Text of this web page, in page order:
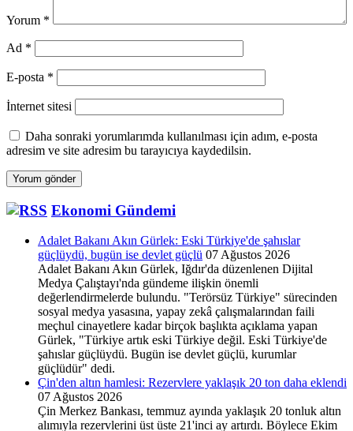
Yorum *
Ad *
E-posta *
İnternet sitesi
Daha sonraki yorumlarımda kullanılması için adım, e-posta
adresim ve site adresim bu tarayıcıya kaydedilsin.
Ekonomi Gündemi
Adalet Bakanı Akın Gürlek: Eski Türkiye'de şahıslar
güçlüydü, bugün ise devlet güçlü 07 Ağustos 2026
Adalet Bakanı Akın Gürlek, Iğdır'da düzenlenen Dijital
Medya Çalıştayı'nda gündeme ilişkin önemli
değerlendirmelerde bulundu. "Terörsüz Türkiye" sürecinden
sosyal medya yasasına, yapay zekâ çalışmalarından faili
meçhul cinayetlere kadar birçok başlıkta açıklama yapan
Gürlek, "Türkiye artık eski Türkiye değil. Eski Türkiye'de
şahıslar güçlüydü. Bugün ise devlet güçlü, kurumlar
güçlüdür" dedi.
Çin'den altın hamlesi: Rezervlere yaklaşık 20 ton daha eklendi
07 Ağustos 2026
Çin Merkez Bankası, temmuz ayında yaklaşık 20 tonluk altın
alımıyla rezervlerini üst üste 21'inci ay artırdı. Böylece Ekim